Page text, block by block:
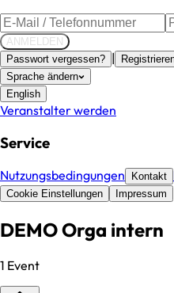
ANMELDEN
Passwort vergessen? |
Sprache ändern
English
Veranstalter werden
Service
Nutzungsbedingungen Kontakt
Cookie Einstellungen Impressum
DEMO Orga intern
1 Event